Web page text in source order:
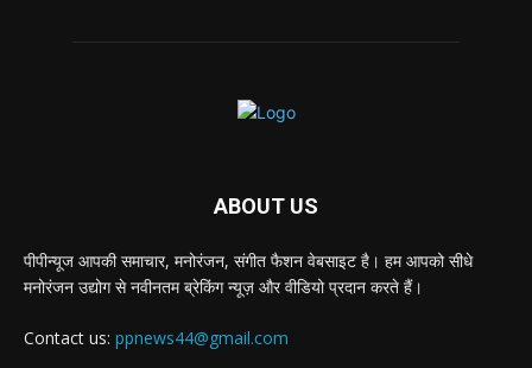
ABOUT US
पीपीन्यूज आपकी समाचार, मनोरंजन, संगीत फैशन वेबसाइट है। हम आपको सीधे
मनोरंजन उद्योग से नवीनतम ब्रेकिंग न्यूज़ और वीडियो प्रदान करते हैं।
Contact us: ppnews44@gmail.com